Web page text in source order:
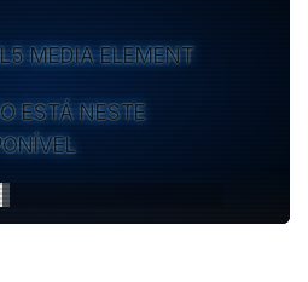
MEDIA ELEMENT
ESTÁ NESTE